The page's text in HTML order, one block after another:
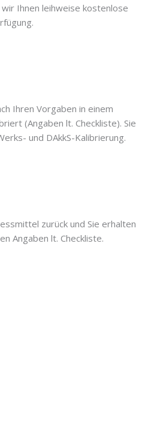
Ihnen leihweise kostenlose
Ihren Vorgaben in einem
(Angaben lt. Checkliste). Sie
und DAkkS-Kalibrierung.
zurück und Sie erhalten
Angaben lt. Checkliste.